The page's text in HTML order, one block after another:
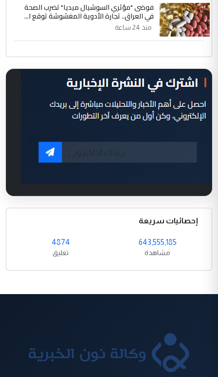
فوضى "مؤثري السوشيال ميديا" تضرب الصحة
في العراق.. تجارة الأدوية المغشوشة توقع ا...
منذ 24 ساعة
إحصائيات سريعة
643,555,185
مشاهدة
4874
تعليق